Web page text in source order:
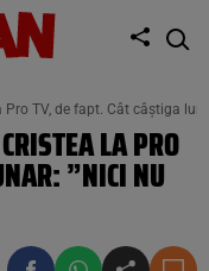
TV, de fapt. Cât câștiga
LA PRO
”NICI NU